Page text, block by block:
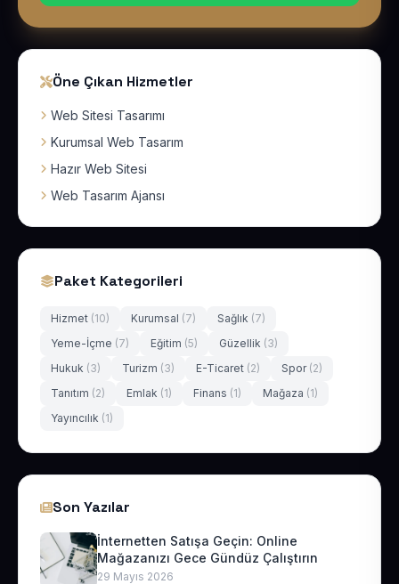
Öne Çıkan Hizmetler
Web Sitesi Tasarımı
Kurumsal Web Tasarım
Hazır Web Sitesi
Web Tasarım Ajansı
Paket Kategorileri
Hizmet (10) Kurumsal (7) Sağlık (7)
Yeme-İçme (7) Eğitim (5) Güzellik (3)
Hukuk (3) Turizm (3) E-Ticaret (2) Spor (2)
Tanıtım (2) Emlak (1) Finans (1) Mağaza (1)
Yayıncılık (1)
Son Yazılar
İnternetten Satışa Geçin: Online
Mağazanızı Gece Gündüz Çalıştırın
29 Mayıs 2026